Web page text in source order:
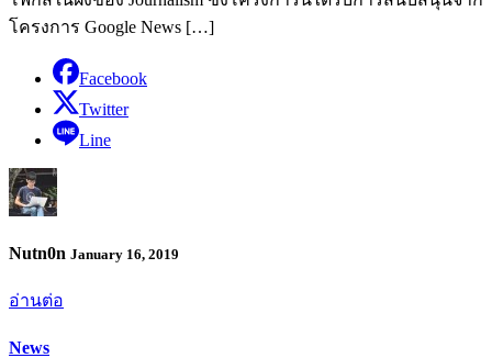
โครงการ Google News […]
Facebook
Twitter
Line
Nutn0n January 16, 2019
อ่านต่อ
News